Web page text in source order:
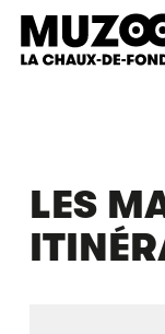
Skip
main
LES